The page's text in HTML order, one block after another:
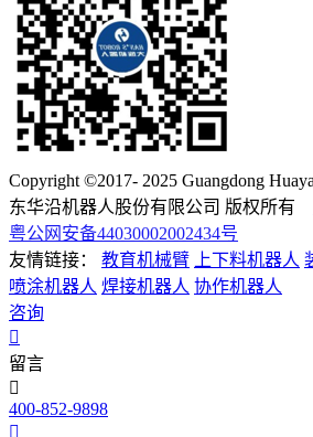
Copyright ©2017- 2025 Guangdong
东华沿机器人股份有限公司 版权所有
粤公网安备44030002002434号
友情链接：
教育机械臂 上下料机器人
喷涂机器人 焊接机器人 协作机器人
咨询
留言
400-852-9898